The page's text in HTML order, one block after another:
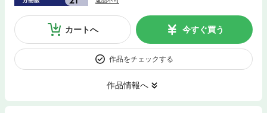
カートへ 今すぐ買う
作品をチェックする
作品情報へ